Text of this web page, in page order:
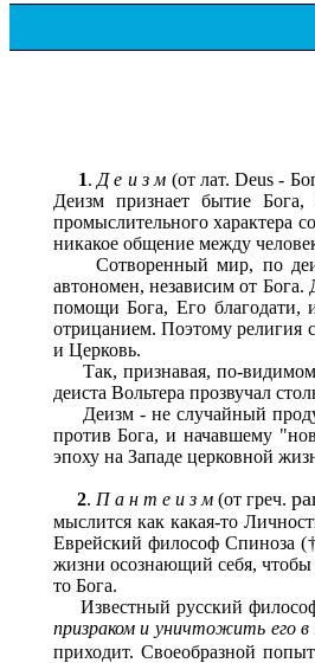
1. Д е и з м (от лат. Deus -
Деизм признает бытие
промыслительного характера
никакое общение между
Сотворенный мир, по
автономен, независим от
помощи Бога, Его благодати,
отрицанием. Поэтому религия
и Церковь.
Так, признавая, по-
деиста Вольтера прозвучал
Деизм - не случайный
против Бога, и начавшему
эпоху на Западе церковной
2. П а н т е и з м (от греч.
мыслится как какая-то
Еврейский философ Спиноза
жизни осознающий себя, чтобы
то Бога.
Известный русский философ
призраком и уничтожить его
приходит. Своеобразной